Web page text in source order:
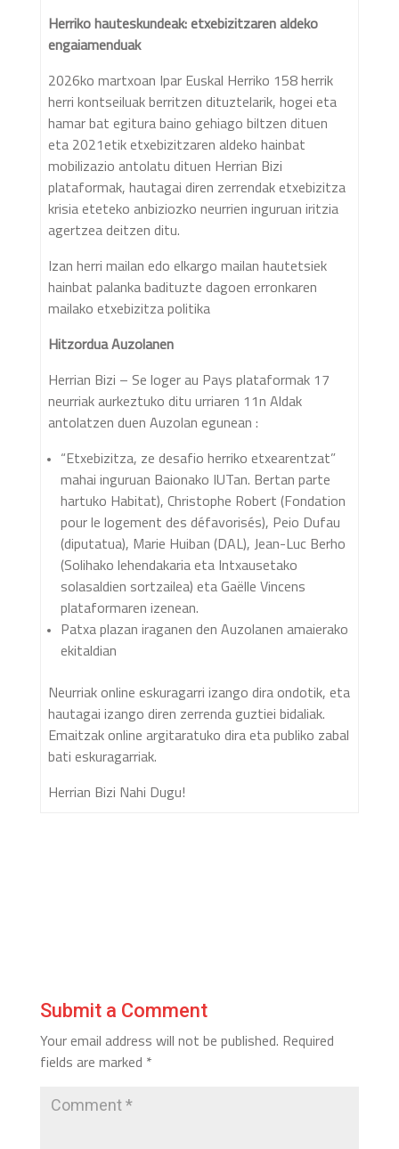
Herriko hauteskundeak: etxebizitzaren aldeko
engaiamenduak
2026ko martxoan Ipar Euskal Herriko 158 herrik
herri kontseiluak berritzen dituztelarik, hogei eta
hamar bat egitura baino gehiago biltzen dituen
eta 2021etik etxebizitzaren aldeko hainbat
mobilizazio antolatu dituen Herrian Bizi
plataformak, hautagai diren zerrendak etxebizitza
krisia eteteko anbiziozko neurrien inguruan iritzia
agertzea deitzen ditu.
Izan herri mailan edo elkargo mailan hautetsiek
hainbat palanka badituzte dagoen erronkaren
mailako etxebizitza politika
Hitzordua Auzolanen
Herrian Bizi – Se loger au Pays plataformak 17
neurriak aurkeztuko ditu urriaren 11n Aldak
antolatzen duen Auzolan egunean :
“Etxebizitza, ze desafio herriko etxearentzat”
mahai inguruan Baionako IUTan. Bertan parte
hartuko Habitat), Christophe Robert (Fondation
pour le logement des défavorisés), Peio Dufau
(diputatua), Marie Huiban (DAL), Jean-Luc Berho
(Solihako lehendakaria eta Intxausetako
solasaldien sortzailea) eta Gaëlle Vincens
plataformaren izenean.
Patxa plazan iraganen den Auzolanen amaierako
ekitaldian
Neurriak online eskuragarri izango dira ondotik, eta
hautagai izango diren zerrenda guztiei bidaliak.
Emaitzak online argitaratuko dira eta publiko zabal
bati eskuragarriak.
Herrian Bizi Nahi Dugu!
Submit a Comment
Your email address will not be published. Required
fields are marked *